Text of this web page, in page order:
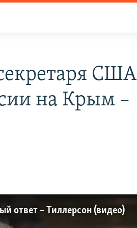
США
на Крым –
ответ – Тиллерсон (видео)